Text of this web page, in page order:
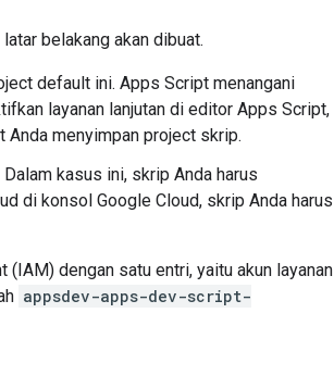
belakang akan dibuat.
default ini. Apps Script menangani
layanan lanjutan di editor Apps Script,
Anda menyimpan project skrip.
kasus ini, skrip Anda harus
di konsol Google Cloud, skrip Anda harus
dengan satu entri, yaitu akun layanan
appsdev-apps-dev-script-